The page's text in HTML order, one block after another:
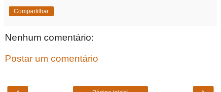
Compartilhar
Nenhum comentário:
Postar um comentário